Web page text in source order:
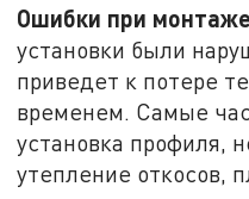
Ошибки при
установки были
приведет к потере
временем. Самые
установка профиля,
утепление откосов,